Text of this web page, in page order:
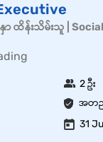
ထိန်းသိမ်းသူ | Social
အတည်
2 ဦး
31